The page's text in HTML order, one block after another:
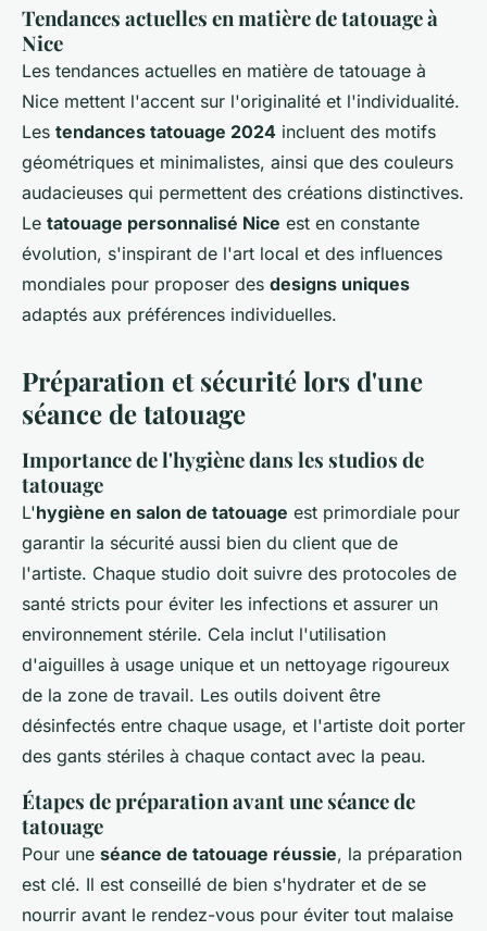
Tendances actuelles en matière de tatouage à
Nice
Les tendances actuelles en matière de tatouage à
Nice mettent l'accent sur l'originalité et l'individualité.
Les tendances tatouage 2024 incluent des motifs
géométriques et minimalistes, ainsi que des couleurs
audacieuses qui permettent des créations distinctives.
Le tatouage personnalisé Nice est en constante
évolution, s'inspirant de l'art local et des influences
mondiales pour proposer des designs uniques
adaptés aux préférences individuelles.
Préparation et sécurité lors d'une
séance de tatouage
Importance de l'hygiène dans les studios de
tatouage
L'hygiène en salon de tatouage est primordiale pour
garantir la sécurité aussi bien du client que de
l'artiste. Chaque studio doit suivre des protocoles de
santé stricts pour éviter les infections et assurer un
environnement stérile. Cela inclut l'utilisation
d'aiguilles à usage unique et un nettoyage rigoureux
de la zone de travail. Les outils doivent être
désinfectés entre chaque usage, et l'artiste doit porter
des gants stériles à chaque contact avec la peau.
Étapes de préparation avant une séance de
tatouage
Pour une séance de tatouage réussie, la préparation
est clé. Il est conseillé de bien s'hydrater et de se
nourrir avant le rendez-vous pour éviter tout malaise